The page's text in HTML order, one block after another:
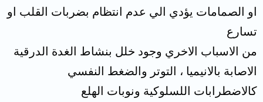
او الصمامات يؤدي الي عدم انتظام بضربات القلب او
تسارع
من الاسباب الاخري وجود خلل بنشاط الغدة الدرقية
الاصابة بالانيميا ، التوتر والضغط النفسي
كالاضطرابات اللسلوكية ونوبات الهلع